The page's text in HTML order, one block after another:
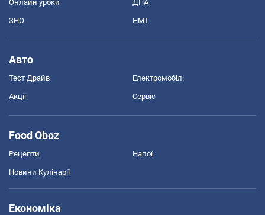
Онлайн уроки ДПА
ЗНО НМТ
Авто
Тест Драйв Електромобілі
Акції Сервіс
Food Oboz
Рецепти Напої
Новини Кулінарії
Економіка